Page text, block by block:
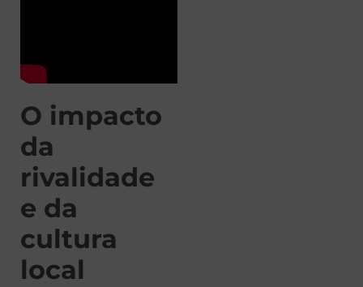
O impacto
da
rivalidade
e da
cultura
local